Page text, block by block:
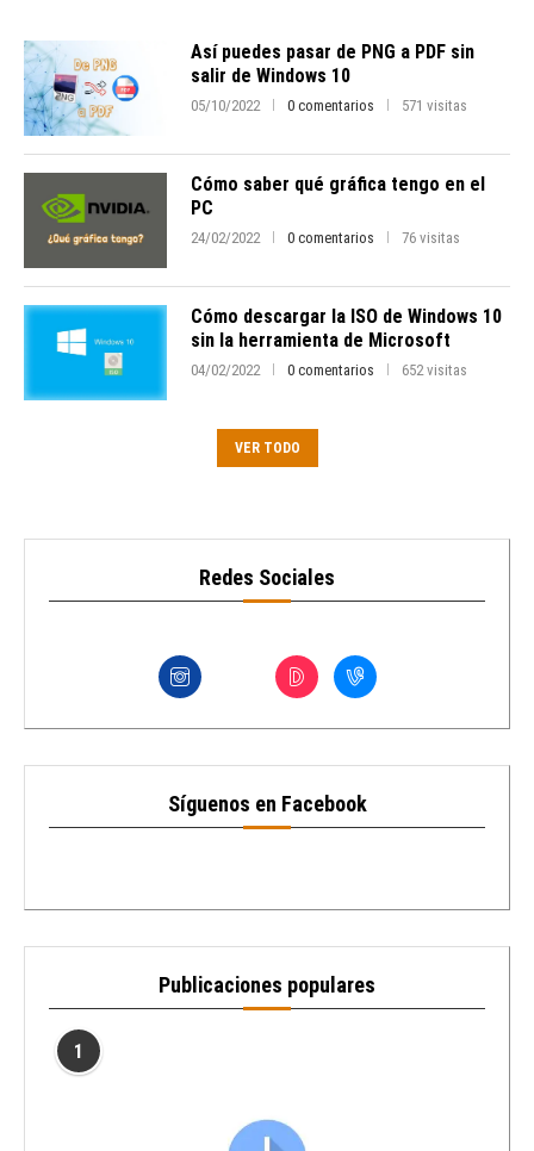
Así puedes pasar de PNG a PDF sin
salir de Windows 10
05/10/2022 0 comentarios 571 visitas
Cómo saber qué gráfica tengo en el
PC
24/02/2022 0 comentarios 76 visitas
Cómo descargar la ISO de Windows 10
sin la herramienta de Microsoft
04/02/2022 0 comentarios 652 visitas
VER TODO
Redes Sociales
Síguenos en Facebook
Publicaciones populares
1